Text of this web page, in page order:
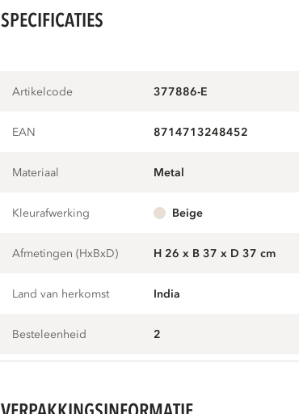
SPECIFICATIES
Artikelcode 377886-E
EAN 8714713248452
Materiaal metal
Kleurafwerking beige
Afmetingen (HxBxD) H 26 x B 37 x D 37 cm
Land van herkomst India
Besteleenheid 2